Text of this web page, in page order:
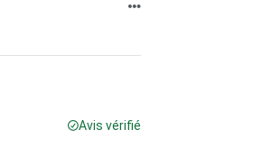
Avis vérifié